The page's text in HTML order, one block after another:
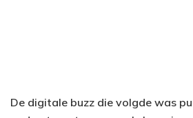
De digitale buzz die volgde was